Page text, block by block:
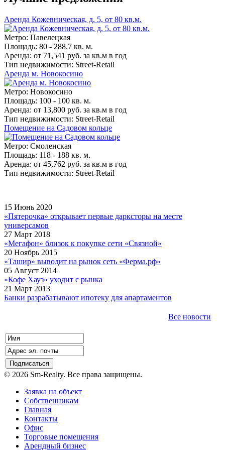
Аренда Кожевническая, д. 5, от 80 кв.м.
Метро: Павелецкая
Площадь: 80 - 288.7 кв. м.
Аренда: от 71,541 руб. за кв.м в год
Тип недвижимости: Street-Retail
Аренда м. Новокосино
Метро: Новокосино
Площадь: 100 - 100 кв. м.
Аренда: от 13,800 руб. за кв.м в год
Тип недвижимости: Street-Retail
Помещение на Садовом кольце
Метро: Смоленская
Площадь: 118 - 188 кв. м.
Аренда: от 45,762 руб. за кв.м в год
Тип недвижимости: Street-Retail
15 Июнь 2020
«Пятерочка» открывает первые дарксторы на месте
универсамов
27 Март 2018
«Мегафон» близок к покупке сети «Связной»
20 Ноябрь 2015
«Ташир» выводит на рынок сеть «Ферма.рф»
05 Август 2014
«Кофе Хауз» уходит с рынка
21 Март 2013
Банки разрабатывают ипотеку для апартаментов
Все новости
© 2026 Sm-Realty. Все права защищены.
Заявка на объект
Собственникам
Главная
Контакты
Офис
Торговые помещения
Арендный бизнес